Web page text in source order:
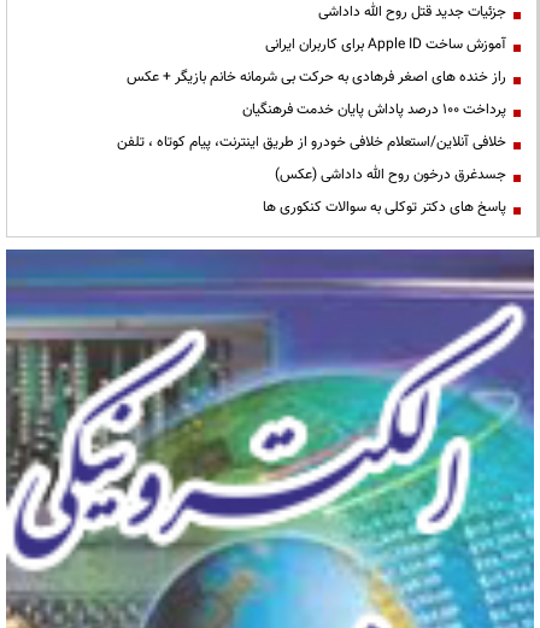
جزئیات جدید قتل روح الله داداشی
آموزش ساخت Apple ID برای کاربران ایرانی
راز خنده های اصغر فرهادی به حرکت بی شرمانه خانم بازیگر + عکس
پرداخت ۱۰۰ درصد پاداش پایان خدمت فرهنگیان
خلافی آنلاین/استعلام خلافی خودرو از طریق اینترنت، پیام کوتاه ، تلفن
جسدغرق درخون روح الله داداشی (عکس)
پاسخ های دکتر توکلی به سوالات کنکوری ها